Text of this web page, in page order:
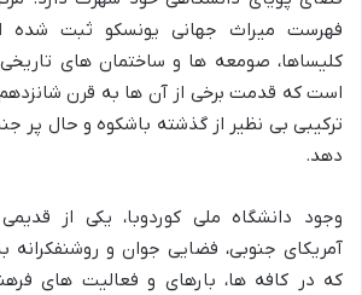
فهرست میراث جهانی یونسکو ثبت شده
کلیساها، صومعه ها و ساختمان های
است که قدمت برخی از آن ها به قرن شانزدهم
ترکیبی بی نظیر از گذشته باشکوه و حال پر
دهد.
وجود دانشگاه ملی کوردوبا، یکی از
آمریکای جنوبی، فضایی جوان و
که در کافه ها، بارهای و فعالیت های